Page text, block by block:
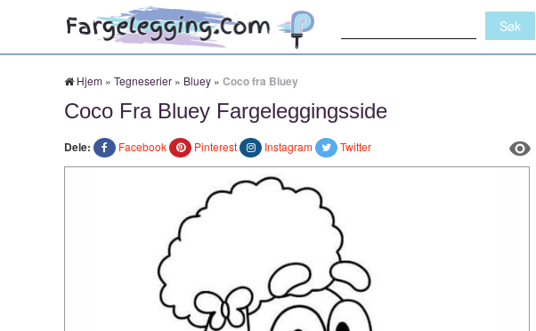
Hjem » Tegneserier » Bluey » Coco fra Bluey
Coco Fra Bluey Fargeleggingsside
Dele: Facebook Pinterest Instagram Twitter